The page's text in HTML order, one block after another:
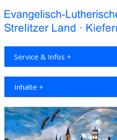
Service & Infos +
Inhalte +